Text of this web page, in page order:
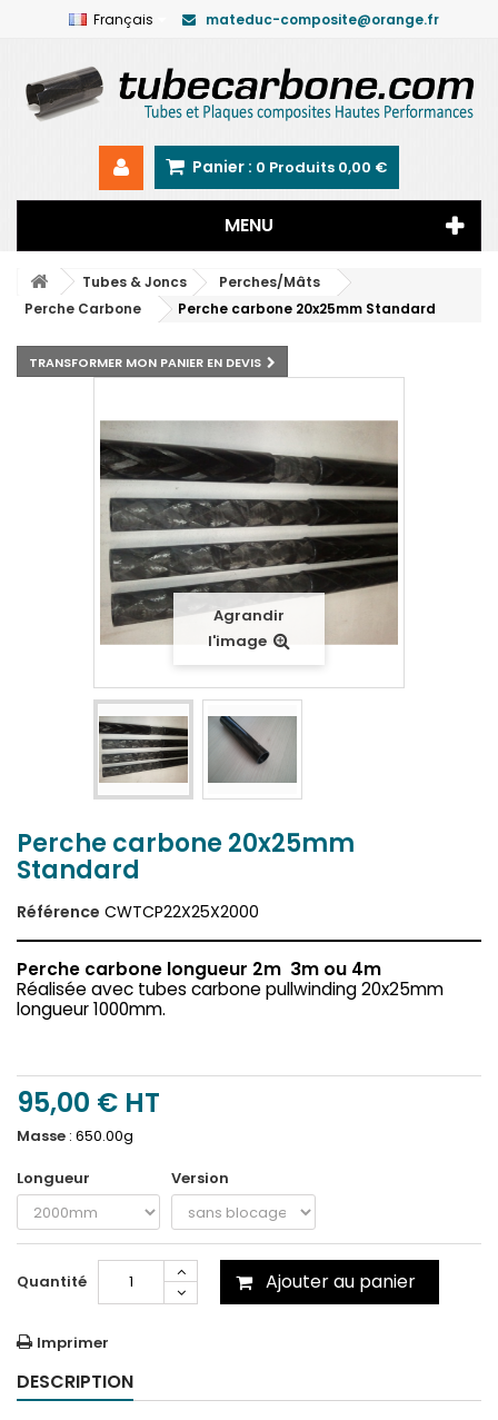
Français mateduc-composite@orange.fr
Panier : 0 Produits 0,00 €
MENU
Tubes & Joncs
Perches/Mâts
Perche Carbone
Perche carbone 20x25mm Standard
TRANSFORMER MON PANIER EN DEVIS
Agrandir
l'image
Perche carbone 20x25mm
Standard
Référence CWTCP22X25X2000
Perche carbone longueur 2m 3m ou 4m
Réalisée avec tubes carbone pullwinding 20x25mm
longueur 1000mm.
95,00 € HT
Masse : 650.00g
Longueur
Version
Quantité Ajouter au panier
Imprimer
DESCRIPTION